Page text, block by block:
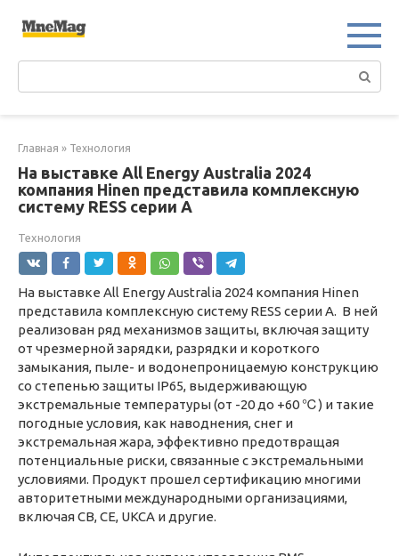
Главная » Технология
На выставке All Energy Australia 2024
компания Hinen представила комплексную
систему RESS серии A
Технология
На выставке All Energy Australia 2024 компания Hinen
представила комплексную систему RESS серии A. В ней
реализован ряд механизмов защиты, включая защиту
от чрезмерной зарядки, разрядки и короткого
замыкания, пыле- и водонепроницаемую конструкцию
со степенью защиты IP65, выдерживающую
экстремальные температуры (от -20 до +60 ℃) и такие
погодные условия, как наводнения, снег и
экстремальная жара, эффективно предотвращая
потенциальные риски, связанные с экстремальными
условиями. Продукт прошел сертификацию многими
авторитетными международными организациями,
включая CB, CE, UKCA и другие.